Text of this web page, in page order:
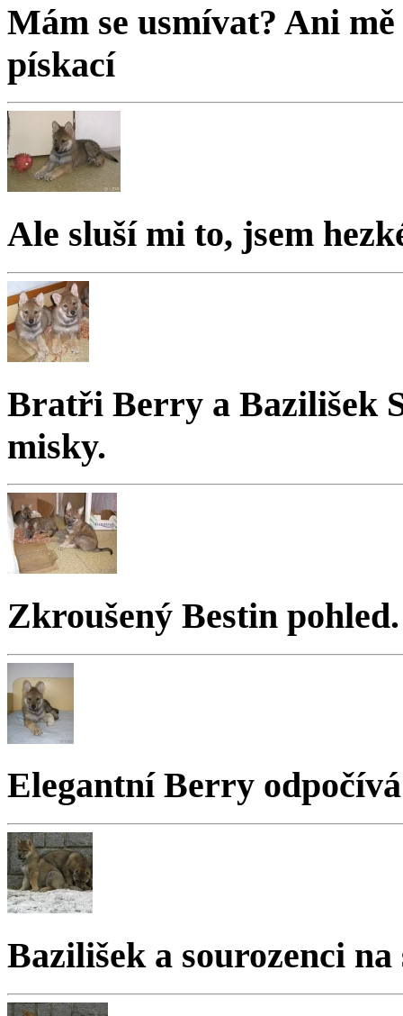
Mám se usmívat? Ani
pískací
Ale sluší mi to, jsem
Bratři Berry a Bazilišek
misky.
Zkroušený Bestin pohled.
Elegantní Berry
Bazilišek a sourozenci na